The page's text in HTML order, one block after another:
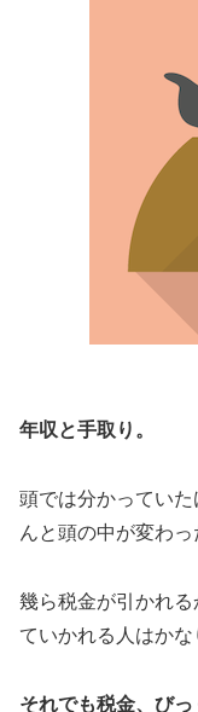
年収と手取り。
頭では分かってい
んと頭の中が変わっ
幾ら税金が引かれ
ていかれる人はかな
それでも税金、びっ